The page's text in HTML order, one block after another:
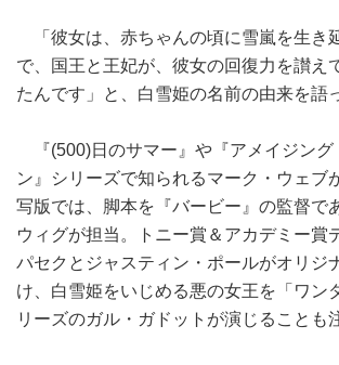
「彼女は、赤ちゃんの頃に雪嵐を生き
で、国王と王妃が、彼女の回復力を讃え
たんです」と、白雪姫の名前の由来を語
『(500)日のサマー』や『アメイジング
ン』シリーズで知られるマーク・ウェブ
写版では、脚本を『バービー』の監督で
ウィグが担当。トニー賞＆アカデミー賞
パセクとジャスティン・ポールがオリジ
け、白雪姫をいじめる悪の女王を「ワン
リーズのガル・ガドットが演じることも